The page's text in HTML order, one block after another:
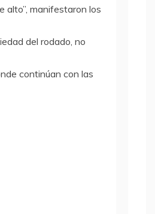
alto”, manifestaron los
del rodado, no
continúan con las